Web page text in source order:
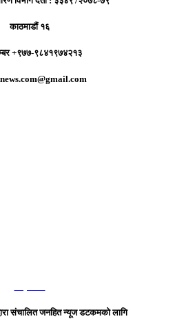
काठमाडौं १६
+९७७-९८४१९७४२१३
संचालित जनहित न्यूज डटकमको लागि